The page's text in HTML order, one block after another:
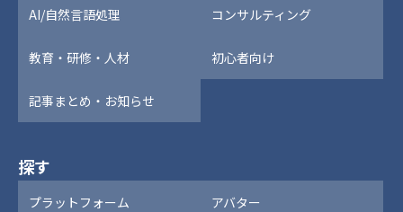
AI/自然言語処理 コンサルティング
教育・研修・人材 初心者向け
記事まとめ・お知らせ
探す
プラットフォーム アバター